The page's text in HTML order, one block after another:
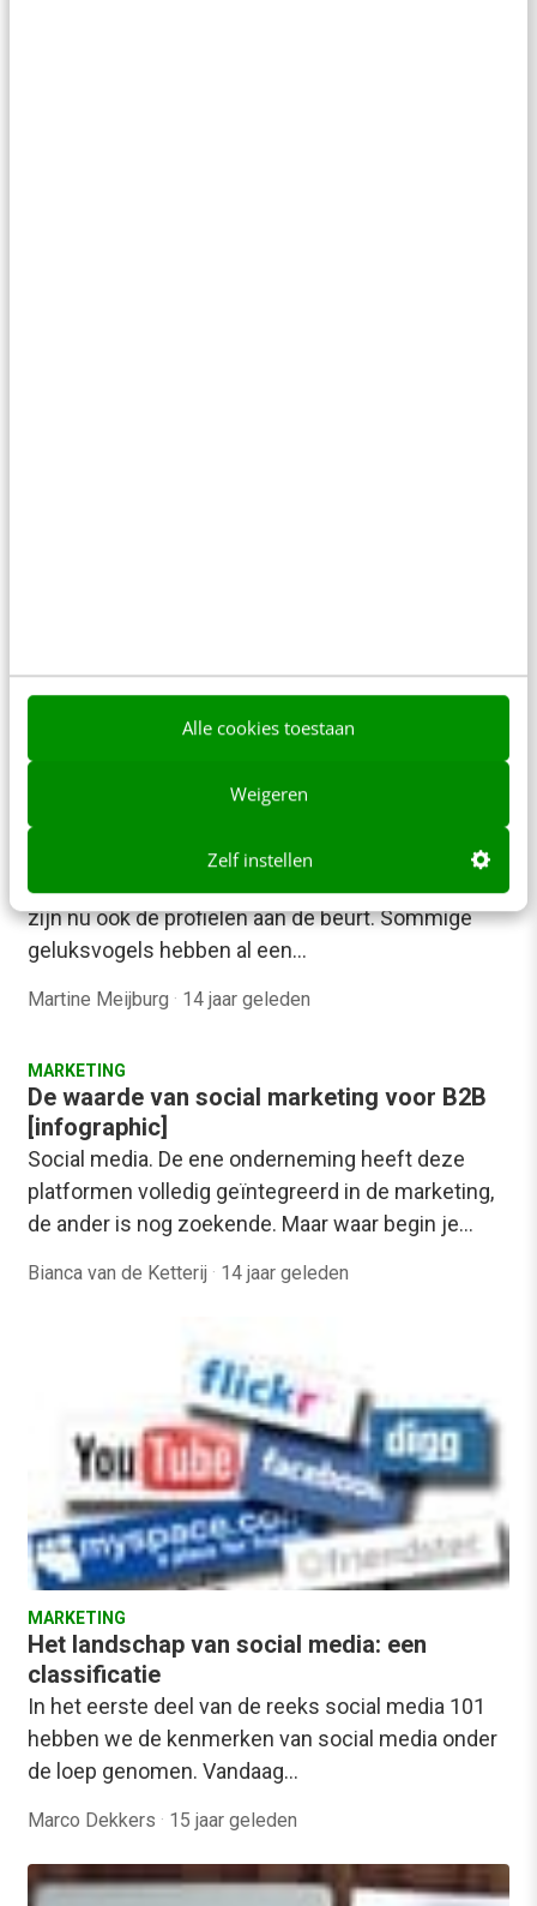
Alle cookies toestaan
Weigeren
Zelf instellen
Het nieuwe LinkedIn-profiel: strak design &
media toevoegen
Na de restyle van de company pages op LinkedIn
zijn nu ook de profielen aan de beurt. Sommige
geluksvogels hebben al een…
Martine Meijburg · 14 jaar geleden
MARKETING
De waarde van social marketing voor B2B
[infographic]
Social media. De ene onderneming heeft deze
platformen volledig geïntegreerd in de marketing,
de ander is nog zoekende. Maar waar begin je…
Bianca van de Ketterij · 14 jaar geleden
MARKETING
Het landschap van social media: een
classificatie
In het eerste deel van de reeks social media 101
hebben we de kenmerken van social media onder
de loep genomen. Vandaag…
Marco Dekkers · 15 jaar geleden